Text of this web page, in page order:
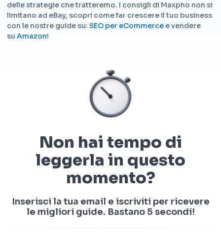
delle strategie che tratteremo. I consigli di Maxpho non si
limitano ad eBay, scopri come far crescere il tuo business
con le nostre guide su: SEO per eCommerce evendere
su Amazon!
Non hai tempo di
leggerla in questo
momento?
Inserisci la tua email e iscriviti per ricevere
le migliori guide. Bastano 5 secondi!